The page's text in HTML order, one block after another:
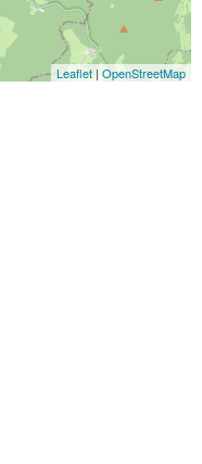
Leaflet | OpenStreetMap